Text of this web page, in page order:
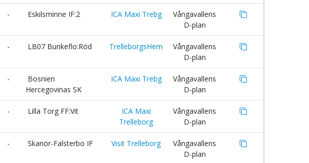
- Eskilsminne IF:2 ICA Maxi Trebg
Vångavallens
D-plan
- LB07 Bunkeflo:Röd TrelleborgsHem
Vångavallens
D-plan
-
Bosnien
Hercegovinas SK
ICA Maxi Trebg
Vångavallens
D-plan
- Lilla Torg FF:Vit
ICA Maxi
Trelleborg
Vångavallens
D-plan
- Skanör-Falsterbo IF Visit Trelleborg
Vångavallens
D-plan